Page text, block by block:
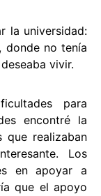
la universidad:
donde no tenía
vivir.
para
encontré la
que realizaban
Los
en apoyar a
que el apoyo